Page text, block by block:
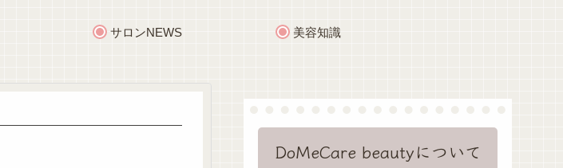
サロンNEWS 美容知識
DoMeCare beautyについて